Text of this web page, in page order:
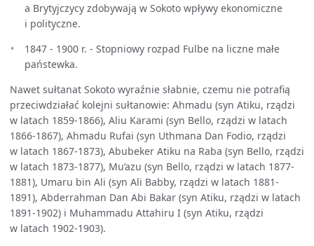
a Brytyjczycy zdobywają w Sokoto wpływy ekonomiczne
i polityczne.
1847 - 1900 r. - Stopniowy rozpad Fulbe na liczne małe
państewka.
Nawet sułtanat Sokoto wyraźnie słabnie, czemu nie potrafią
przeciwdziałać kolejni sułtanowie: Ahmadu (syn Atiku, rządzi
w latach 1859-1866), Aliu Karami (syn Bello, rządzi w latach
1866-1867), Ahmadu Rufai (syn Uthmana Dan Fodio, rządzi
w latach 1867-1873), Abubeker Atiku na Raba (syn Bello, rządzi
w latach 1873-1877), Mu’azu (syn Bello, rządzi w latach 1877-
1881), Umaru bin Ali (syn Ali Babby, rządzi w latach 1881-
1891), Abderrahman Dan Abi Bakar (syn Atiku, rządzi w latach
1891-1902) i Muhammadu Attahiru I (syn Atiku, rządzi
w latach 1902-1903).